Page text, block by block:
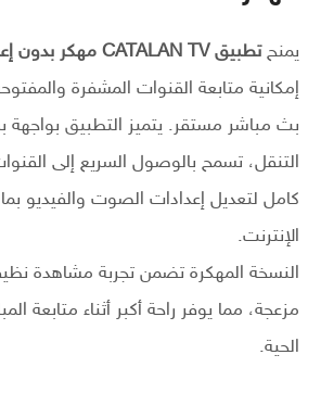
يمنحتطبيق CATALAN TV مهكر بدون إعلانات
إمكانية متابعة القنوات المشفرة
بث مباشر مستقر. يتميز التطبيق
التنقل، تسمح بالوصول السريع إلى
كامل لتعديل إعدادات الصوت والفيديو
الإنترنت.
النسخة المهكرة تضمن تجربة مشاهدة
مزعجة، مما يوفر راحة أكبر أثناء متابعة
الحية.